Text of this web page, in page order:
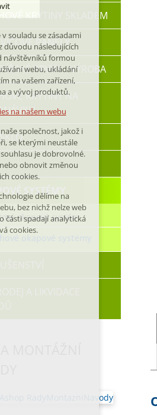
KRYTINY SKLADEM
PANELY
PRVKY - VÝROBA
KRYTINY NA
SYSTÉMY
okapový systém
okapové systémy
webu
(session):
jazyka, apod.
(Google)
na našem webu
cookies
souladu se zásadami
důvodu následujících
návštěvníků formou
webu, ukládání
na vašem zařízení,
a vývoj produktů.
na našem webu
společnost, jakož i
se kterými neustále
je dobrovolné.
obnovit změnou
cookies.
dělíme na
bez nichž nelze web
části spadají analytická
cookies.